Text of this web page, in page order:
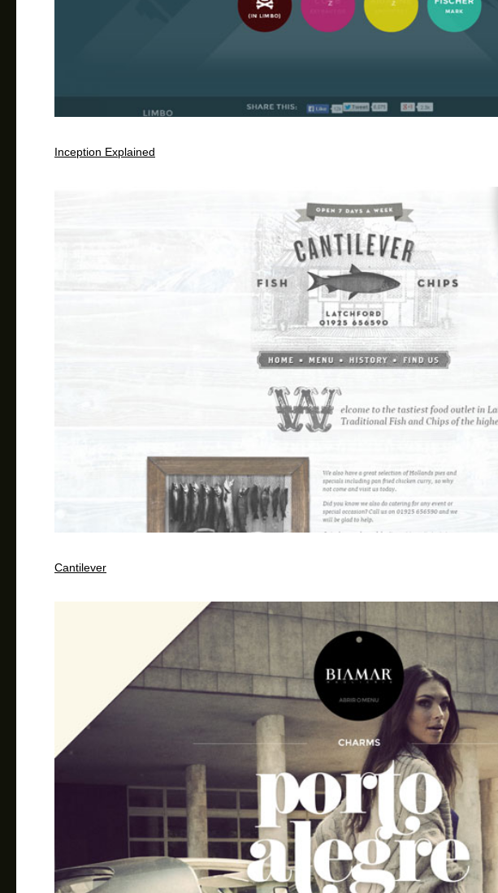
Inception Explained
Cantilever